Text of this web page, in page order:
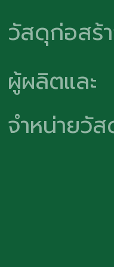
วัสดุก่อสร้
ผู้ผลิตและ
จำหน่ายวั